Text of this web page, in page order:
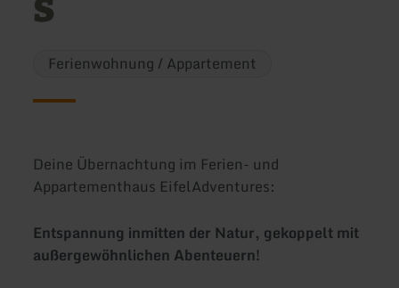
Ferienwohnung / Appartement
Deine Übernachtung im Ferien- und
Appartementhaus EifelAdventures:
Entspannung inmitten der Natur, gekoppelt mit
außergewöhnlichen Abenteuern!